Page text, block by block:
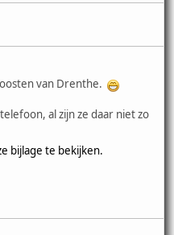
van Drenthe.
al zijn ze daar niet zo
bijlage te bekijken.